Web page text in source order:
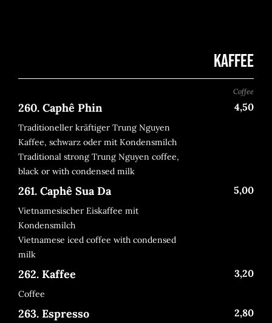
Kaffee
Coffee
260. Caphê Phin
Traditioneller kräftiger Trung Nguyen
Kaffee, schwarz oder mit Kondensmilch
Traditional strong Trung Nguyen coffee,
black or with condensed milk
4,50
261. Caphê Sua Da
Vietnamesischer Eiskaffee mit
Kondensmilch
Vietnamese iced coffee with condensed
milk
5,00
262. Kaffee
Coffee
3,20
263. Espresso 2,80